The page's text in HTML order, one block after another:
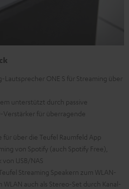
Lautsprecher ONE S für Streaming über
unterstützt durch passive
Verstärker für überragende
für über die Teufel Raumfeld App
von Spotify (auch Spotify Free),
USB/NAS
Streaming Speakern zum WLAN-
auch als Stereo-Set durch Kanal-